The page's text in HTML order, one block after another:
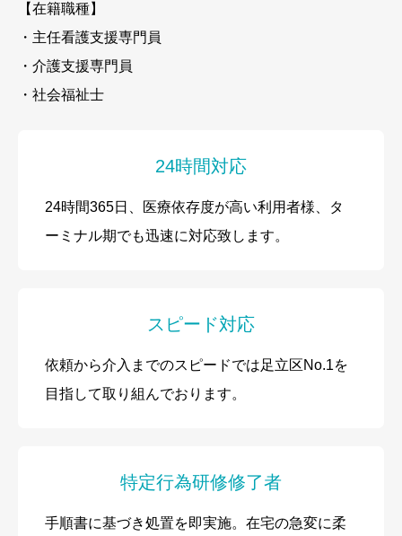
【在籍職種】
・主任看護支援専門員
・介護支援専門員
・社会福祉士
24時間対応
24時間365日、医療依存度が高い利用者様、タ
ーミナル期でも迅速に対応致します。
スピード対応
依頼から介入までのスピードでは足立区No.1を
目指して取り組んでおります。
特定行為研修修了者
手順書に基づき処置を即実施。在宅の急変に柔